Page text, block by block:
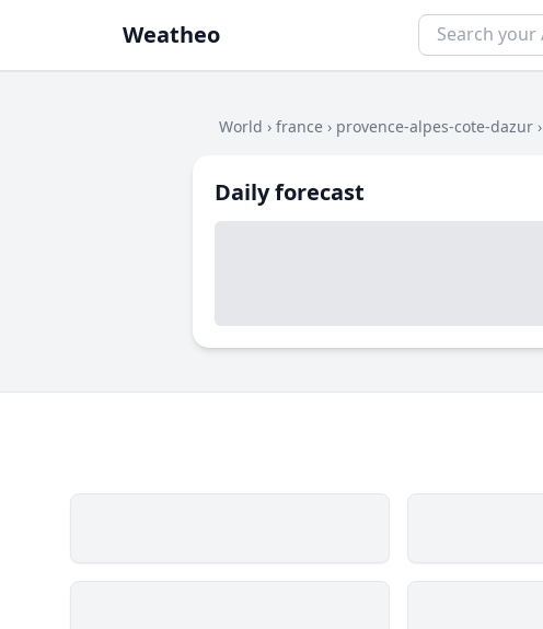
Weatheo
World › france › provence-alpes-cote-dazur ›
Daily forecast